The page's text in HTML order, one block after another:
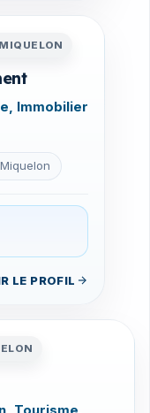
Immobilier
LE PROFIL